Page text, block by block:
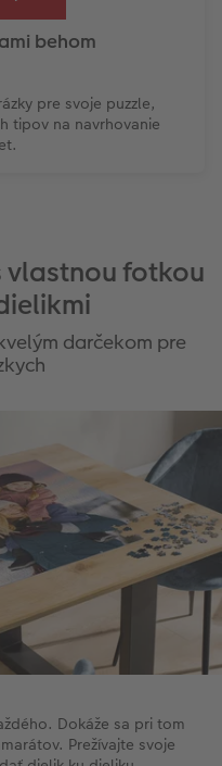
behom
pre svoje puzzle,
tipov na navrhovanie
vlastnou fotkou
darčekom pre
Dokáže sa pri tom
Prežívajte svoje